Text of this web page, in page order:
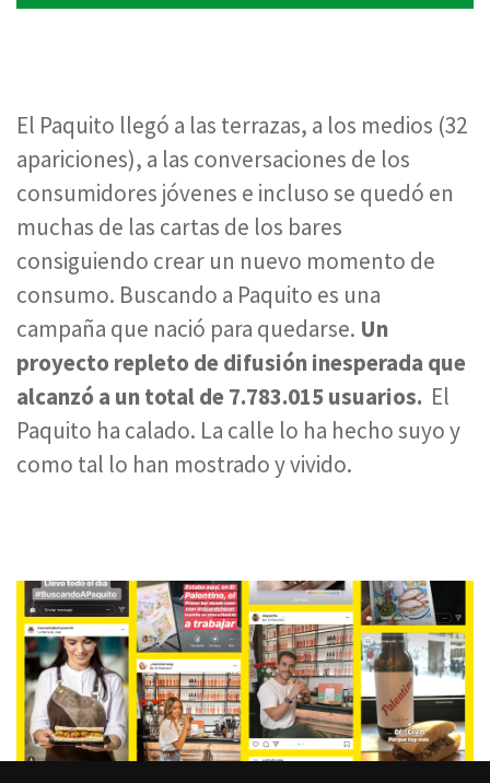
El Paquito llegó a las terrazas, a los medios (32
apariciones), a las conversaciones de los
consumidores jóvenes e incluso se quedó en
muchas de las cartas de los bares
consiguiendo crear un nuevo momento de
consumo. Buscando a Paquito es una
campaña que nació para quedarse. Un
proyecto repleto de difusión inesperada que
alcanzó a un total de 7.783.015 usuarios. El
Paquito ha calado. La calle lo ha hecho suyo y
como tal lo han mostrado y vivido.